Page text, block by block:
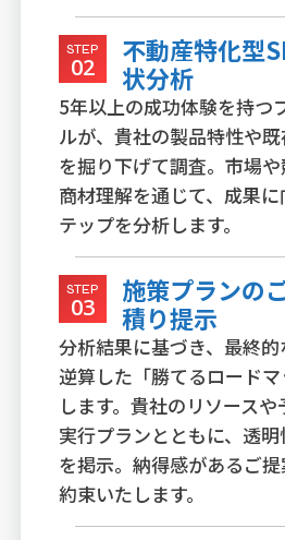
STEP
02
不動産特化型
状分析
5年以上の成功体験を持つ
ルが、貴社の製品特性や
を掘り下げて調査。市場や
商材理解を通じて、成果
テップを分析します。
STEP
03
施策プランの
積り提示
分析結果に基づき、最終
逆算した「勝てるロード
します。貴社のリソース
実行プランとともに、透
を掲示。納得感があるご
約束いたします。